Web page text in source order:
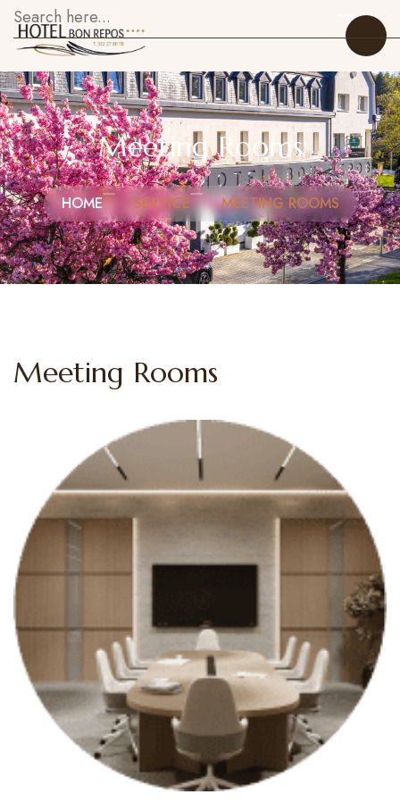
Accueil
Nos Chambres
Restaurant
Attractions
Français
Meeting Rooms
HOME SERVICE MEETING ROOMS
Meeting Rooms